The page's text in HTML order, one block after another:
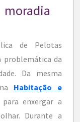
de Pelotas
problemática da
Da mesma
Habitação e
enxergar a
Durante a